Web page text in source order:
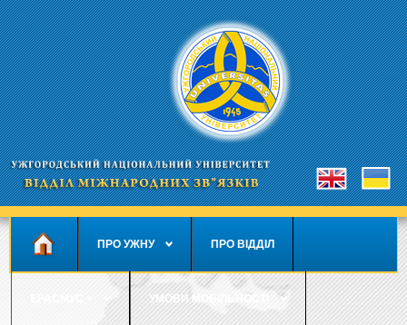
ПРО УЖНУ ПРО ВІДДІЛ
УМОВИ МОБІЛЬНОСТІ